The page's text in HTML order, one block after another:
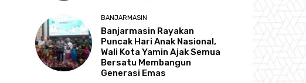
BANJARMASIN
Banjarmasin Rayakan
Puncak Hari Anak Nasional,
Wali Kota Yamin Ajak Semua
Bersatu Membangun
Generasi Emas